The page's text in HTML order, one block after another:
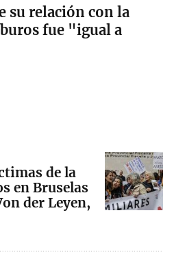
su relación con la
fue "igual a
de la
en Bruselas
der Leyen,